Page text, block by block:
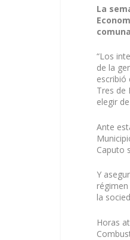
La
“Los
de la
escribió
Tres de
elegir
Ante
Caputo
Y
la
Horas